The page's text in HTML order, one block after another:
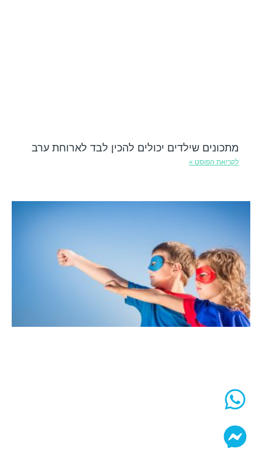
מתכונים שילדים יכולים להכין לבד לארוחת ערב
לקריאת הפוסט »